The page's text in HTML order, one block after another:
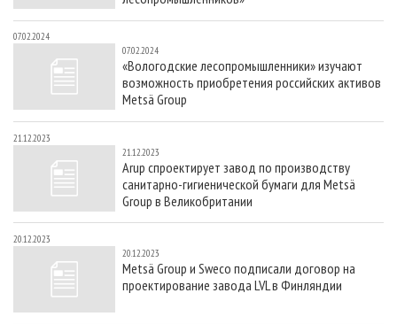
07.02.2024
07.02.2024
«Вологодские лесопромышленники» изучают
возможность приобретения российских активов
Metsä Group
21.12.2023
21.12.2023
Arup спроектирует завод по производству
санитарно-гигиенической бумаги для Metsä
Group в Великобритании
20.12.2023
20.12.2023
Metsä Group и Sweco подписали договор на
проектирование завода LVL в Финляндии